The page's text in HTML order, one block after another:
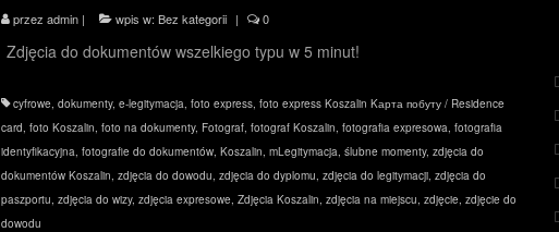
przez admin| wpis w: Bez kategorii | 0
Zdjęcia do dokumentów wszelkiego typu w 5 minut!
cyfrowe, dokumenty, e-legitymacja, foto express, foto express Koszalin Kарта побуту / Residence
card, foto Koszalin, foto na dokumenty, Fotograf, fotograf Koszalin, fotografia expresowa, fotografia
identyfikacyjna, fotografie do dokumentów, Koszalin, mLegitymacja, ślubne momenty, zdjęcia do
dokumentów Koszalin, zdjęcia do dowodu, zdjęcia do dyplomu, zdjęcia do legitymacji, zdjęcia do
paszportu, zdjęcia do wizy, zdjęcia expresowe, Zdjęcia Koszalin, zdjęcia na miejscu, zdjęcie, zdjęcie do
dowodu